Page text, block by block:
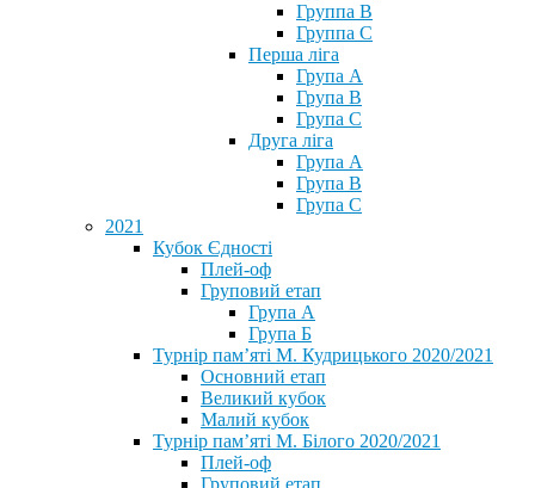
Группа B
Группа C
Перша ліга
Група A
Група B
Група C
Друга ліга
Група A
Група B
Група C
2021
Кубок Єдності
Плей-оф
Груповий етап
Група А
Група Б
Турнір пам’яті М. Кудрицького 2020/2021
Основний етап
Великий кубок
Малий кубок
Турнір пам’яті М. Білого 2020/2021
Плей-оф
Груповий етап